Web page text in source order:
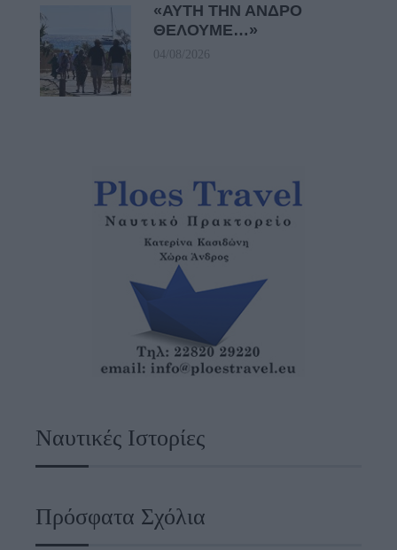
«ΑΥΤΗ ΤΗΝ ΑΝΔΡΟ
ΘΕΛΟΥΜΕ…»
04/08/2026
Ναυτικές Ιστορίες
Πρόσφατα Σχόλια